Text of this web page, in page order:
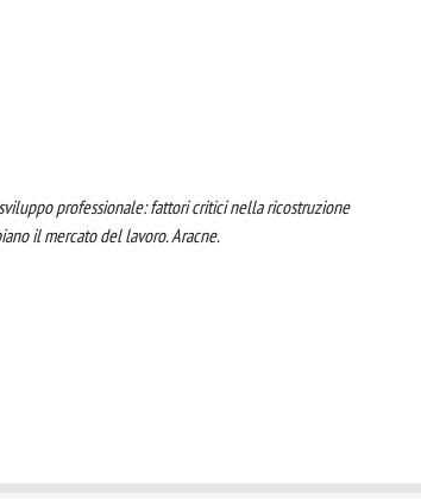
professionale: fattori critici nella ricostruzione
il mercato del lavoro. Aracne.